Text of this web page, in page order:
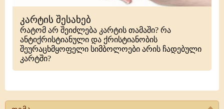
კარტის შესახებ
რატომ არ შეიძლება კარტის თამაში? რა
ანტიქრისტიანული და ქრისტიანობის
შეურაცხმყოფელი სიმბოლოები არის ჩადებული
კარტში?